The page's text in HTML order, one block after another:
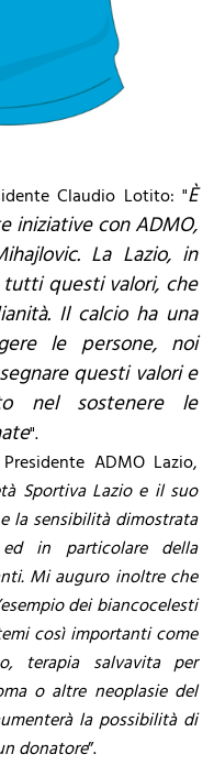
Claudio Lotito: "È
iniziative con ADMO,
La Lazio, in
questi valori, che
Il calcio ha una
le persone, noi
questi valori e
nel sostenere le
".
ADMO Lazio,
Sportiva Lazio e il suo
la sensibilità dimostrata
ed in particolare della
Mi auguro inoltre che
dei biancocelesti
così importanti come
terapia salvavita per
o altre neoplasie del
la possibilità di
donatore”.